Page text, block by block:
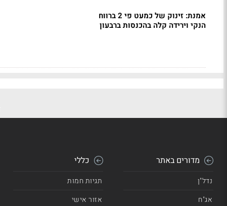
אמנת: זינוק של כמעט פי 2 ברווח
הנקי וירידה קלה בהכנסות ברבעון
מדורים באתר
נדל"ן
אג"ח
כללי
תגיות חמות
אזור אישי